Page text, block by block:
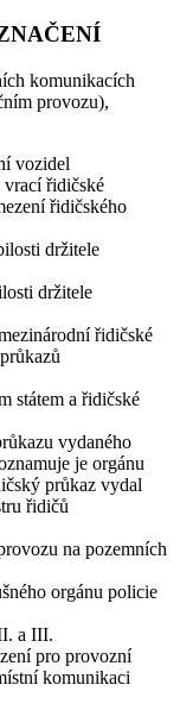
komunikacích
provozu),
vozidel
vrací řidičské
řidičského
držitele
držitele
řidičské
státem a řidičské
vydaného
je orgánu
průkaz vydal
řidičů
na pozemních
orgánu policie
a III.
pro provozní
komunikaci